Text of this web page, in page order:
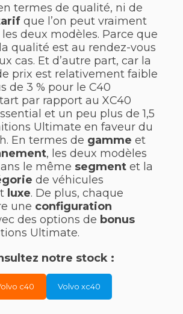
termes de qualité, ni de
que l’on peut vraiment
deux modèles. Parce que
qualité est au rendez-vous
cas. Et d’autre part, car la
prix est relativement faible
de 3 % pour le C40
par rapport au XC40
et un peu plus de 1,5
Ultimate en faveur du
En termes de gamme et
, les deux modèles
le même segment et la
de véhicules
luxe. De plus, chaque
une configuration
des options de bonus
Ultimate.
notre stock :
c40 Volvo xc40